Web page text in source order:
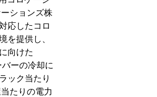
ションズ株
応したコロ
提供し、
向けた
ーの冷却に
ック当たり
たりの電力